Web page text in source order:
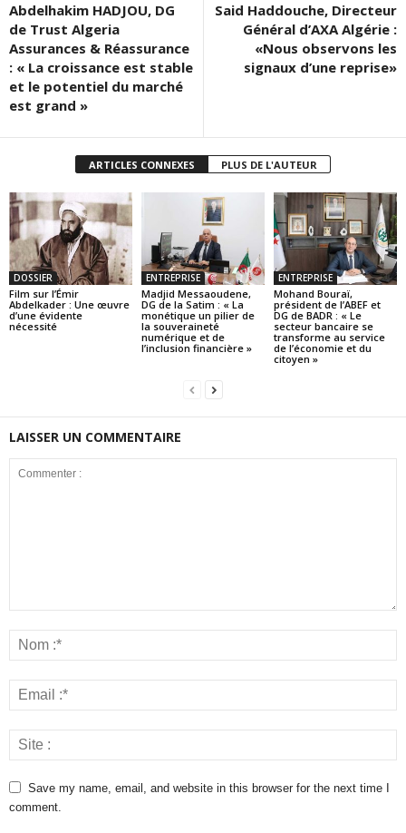
Abdelhakim HADJOU, DG
de Trust Algeria
Assurances & Réassurance
: « La croissance est stable
et le potentiel du marché
est grand »
Said Haddouche, Directeur
Général d’AXA Algérie :
«Nous observons les
signaux d’une reprise»
ARTICLES CONNEXES PLUS DE L'AUTEUR
DOSSIER
Film sur l’Émir
Abdelkader : Une œuvre
d’une évidente
nécessité
ENTREPRISE
Madjid Messaoudene,
DG de la Satim : « La
monétique un pilier de
la souveraineté
numérique et de
l’inclusion financière »
ENTREPRISE
Mohand Bouraï,
président de l’ABEF et
DG de BADR : « Le
secteur bancaire se
transforme au service
de l’économie et du
citoyen »
LAISSER UN COMMENTAIRE
Save my name, email, and website in this browser for the next time I
comment.